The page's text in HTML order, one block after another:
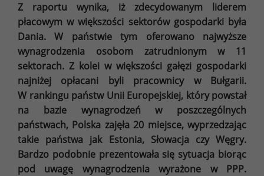
Z raportu wynika, iż zdecydowanym liderem
płacowym w większości sektorów gospodarki była
Dania. W państwie tym oferowano najwyższe
wynagrodzenia osobom zatrudnionym w 11
sektorach. Z kolei w większości gałęzi gospodarki
najniżej opłacani byli pracownicy w Bułgarii.
W rankingu państw Unii Europejskiej, który powstał
na bazie wynagrodzeń w poszczególnych
państwach, Polska zajęła 20 miejsce, wyprzedzając
takie państwa jak Estonia, Słowacja czy Węgry.
Bardzo podobnie prezentowała się sytuacja biorąc
pod uwagę wynagrodzenia wyrażone w PPP.